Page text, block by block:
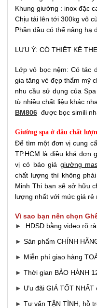
Khung giường : inox đặc
Chịu tải lên tới 300kg vô
Phần đầu có thể nâng hạ
LƯU Ý: CÓ THIẾT KẾ
Lớp vỏ bọc nệm: Có tác
gia tăng vẻ đẹp thẩm mỹ
nhu cầu sử dụng của
từ nhiều chất liệu khác
BM806 được bọc simili
Giường spa ở đâu chất
Để tìm một đơn vị cung
TP.HCM là điều khá đơn
vị có báo giá giường
chất lượng thì không
Minh Thi bạn sẽ sở hữu
lượng nhất với mức giá rẻ
Vì sao bạn nên chọn
►
HDSD bằng video rõ
► Sản phẩm CHÍNH
► Miễn phí giao hàng
► Thời gian BẢO HÀNH
► Ưu đãi GIÁ TỐT
► Tư vấn TẬN TÌNH, hỗ